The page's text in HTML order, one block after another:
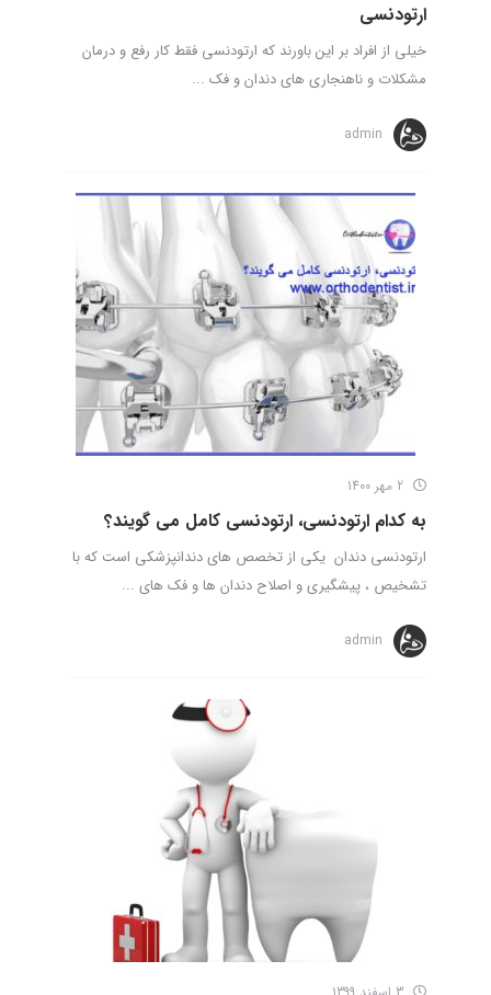
ارتودنسی
خیلی از افراد بر این باورند که ارتودنسی فقط کار رفع و درمان
مشکلات و ناهنجاری های دندان و فک ...
admin
به کدام ارتودنسی، ارتودنسی کامل می گویند؟
ارتودنسی دندان یکی از تخصص های دندانپزشکی است که با
تشخیص ، پیشگیری و اصلاح دندان ها و فک های ...
admin